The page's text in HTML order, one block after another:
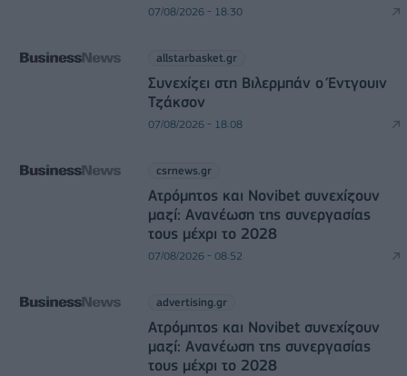
07/08/2026 - 18:30
allstarbasket.gr
Συνεχίζει στη Βιλερμπάν ο Έντγουιν
Τζάκσον
07/08/2026 - 18:08
csrnews.gr
Ατρόμητος και Novibet συνεχίζουν
μαζί: Ανανέωση της συνεργασίας
τους μέχρι το 2028
07/08/2026 - 08:52
advertising.gr
Ατρόμητος και Novibet συνεχίζουν
μαζί: Ανανέωση της συνεργασίας
τους μέχρι το 2028